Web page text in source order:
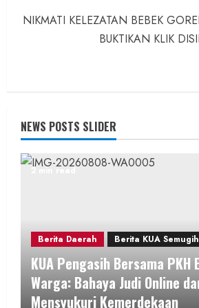
NIKMATI KELEZATAN BEBEK
BUKTIKAN KLIK
NEWS POSTS SLIDER
2 min read
Berita Daerah Berita KUA
KUA Pengasih Bersama PKH
Warga: Bahaya Judi Online
Mensyukuri Kemerdekaan